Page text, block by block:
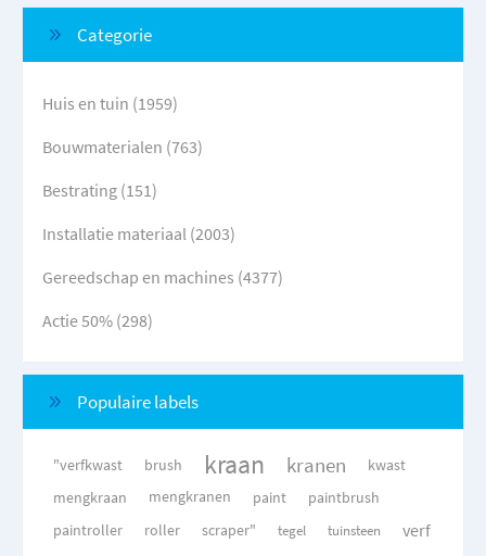
Categorie
Huis en tuin (1959)
Bouwmaterialen (763)
Bestrating (151)
Installatie materiaal (2003)
Gereedschap en machines (4377)
Actie 50% (298)
Populaire labels
"verfkwast brush kraan kranen
kwast
mengkraan
mengkranen paint
paintbrush
paintroller
roller scraper" tegel tuinsteen verf